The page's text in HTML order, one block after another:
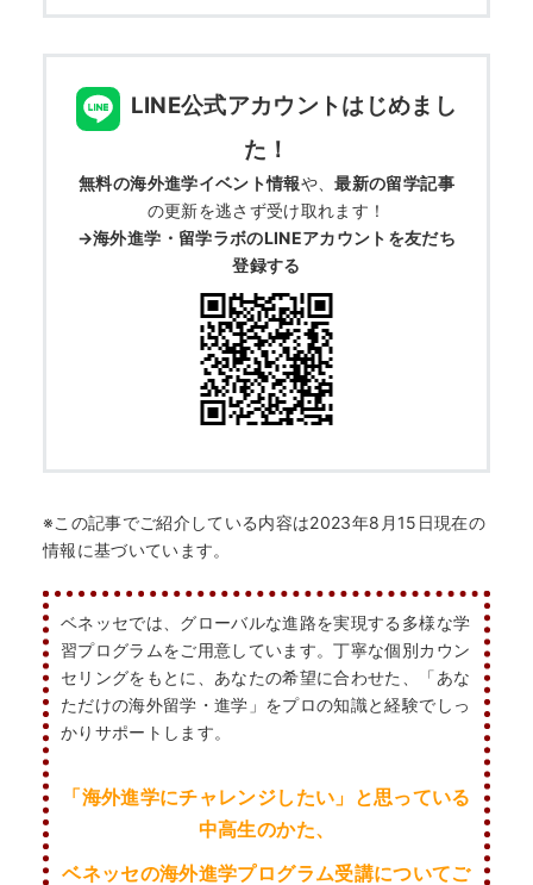
LINE公式アカウントはじめまし
た！
無料の海外進学イベント情報や、最新の留学記事
の更新を逃さず受け取れます！
→海外進学・留学ラボのLINEアカウントを友だち
登録する
※この記事でご紹介している内容は2023年8月15日現在の
情報に基づいています。
ベネッセでは、グローバルな進路を実現する多様な学
習プログラムをご用意しています。丁寧な個別カウン
セリングをもとに、あなたの希望に合わせた、「あな
ただけの海外留学・進学」をプロの知識と経験でしっ
かりサポートします。
「海外進学にチャレンジしたい」と思っている
中高生のかた、
ベネッセの海外進学プログラム受講についてご